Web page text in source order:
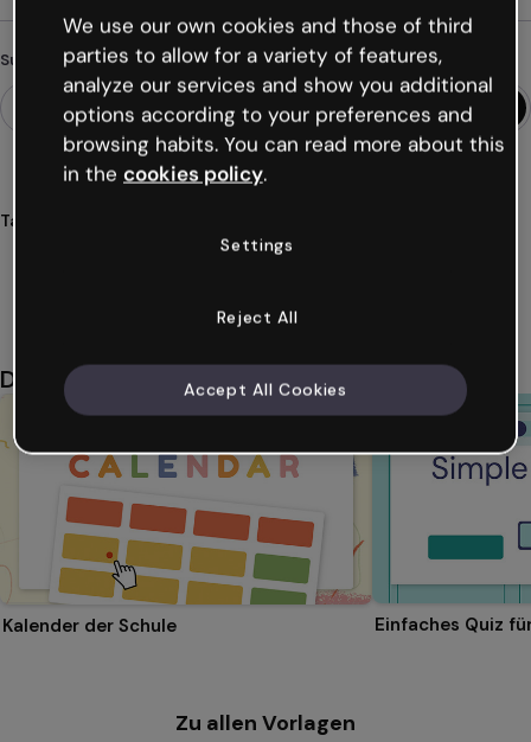
Suchst du etwas anderes?
Tags
aktivitäten
Das könnte dir auch gefallen
Kalender der Schule Einfaches Quiz
Zu allen Vorlagen
We use our own cookies and those of third
parties to allow for a variety of features,
analyze our services and show you additional
options according to your preferences and
browsing habits. You can read more about this
in the cookies policy.
Settings
Reject All
Accept All Cookies